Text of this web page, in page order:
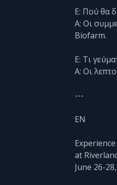
Ε: Πού θα
Α: Οι
Biofarm.
Ε: Τι
Α: Οι
---
EN
at
June 26-